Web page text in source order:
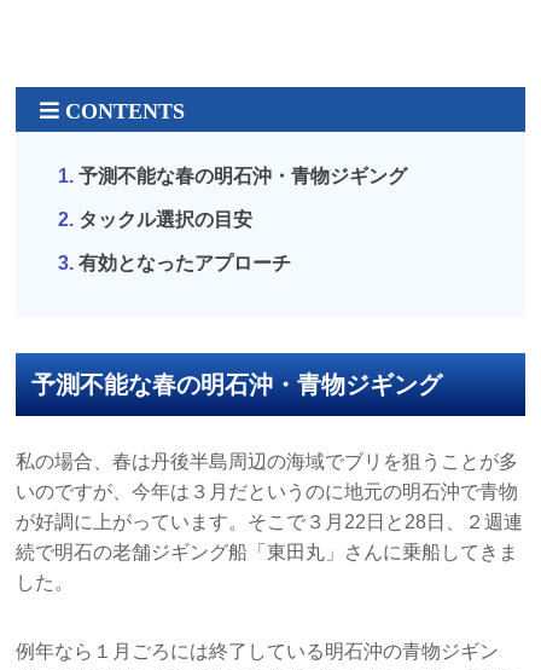
予測不能な春の明石沖・青物ジギング
タックル選択の目安
有効となったアプローチ
予測不能な春の明石沖・青物ジギング
私の場合、春は丹後半島周辺の海域でブリを狙うことが多
いのですが、今年は３月だというのに地元の明石沖で青物
が好調に上がっています。そこで３月22日と28日、２週連
続で明石の老舗ジギング船「東田丸」さんに乗船してきま
した。
例年なら１月ごろには終了している明石沖の青物ジギン